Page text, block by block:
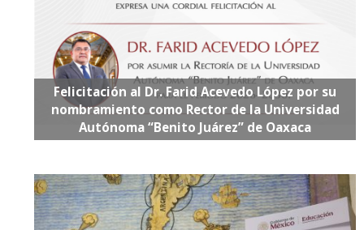
Felicitación al Dr. Farid Acevedo López por su
nombramiento como Rector de la Universidad
Autónoma “Benito Juárez” de Oaxaca